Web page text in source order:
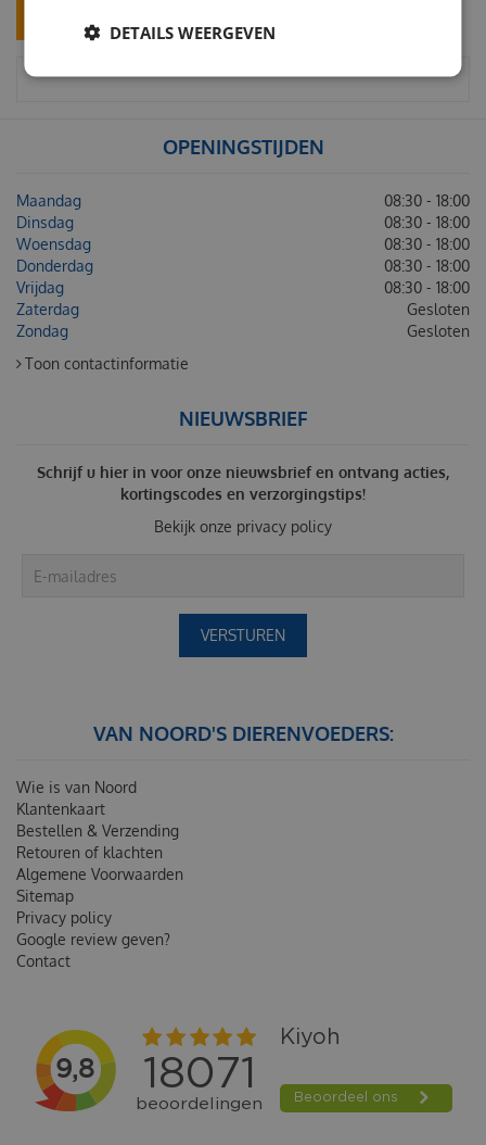
OPENINGSTIJDEN
Maandag
08:30 - 18:00
Dinsdag
08:30 - 18:00
Woensdag
08:30 - 18:00
Donderdag
08:30 - 18:00
Vrijdag
08:30 - 18:00
Zaterdag
Gesloten
Zondag
Gesloten
Toon contactinformatie
NIEUWSBRIEF
Schrijf u hier in voor onze nieuwsbrief en ontvang acties,
kortingscodes en verzorgingstips!
Bekijk onze privacy policy
VAN NOORD'S DIERENVOEDERS:
Wie is van Noord
Klantenkaart
Bestellen & Verzending
Retouren of klachten
Algemene Voorwaarden
Sitemap
Privacy policy
Google review geven?
Contact
DETAILS WEERGEVEN